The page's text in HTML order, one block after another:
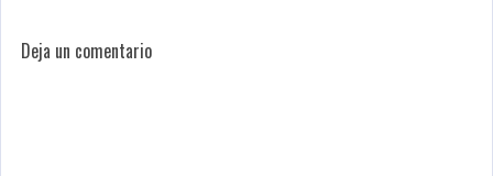
Deja un comentario